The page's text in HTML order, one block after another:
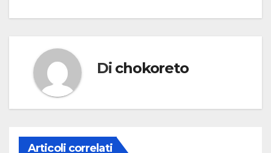
Di chokoreto
Articoli correlati